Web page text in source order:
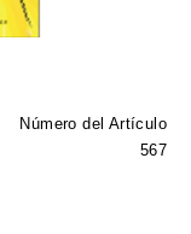
Número del Artículo
567